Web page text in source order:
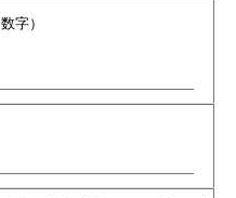
字）